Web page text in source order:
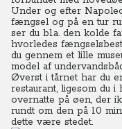
Under og efter
fængsel og på en tur
ser du bl.a. den kolde
hvorledes
du gennem et lille
model af
Øverst i tårnet har du
restaurant, ligesom du
overnatte på øen, der
rundt om den på 10
dette være stedet.